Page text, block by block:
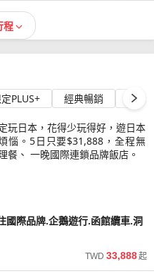
程
PLUS+ 經典暢銷 長天
玩日本，花得少玩得好，遊日本
惱。5日只要$31,888，全程無
餐、 一晚國際連鎖品牌飯店。
國際品牌.企鵝遊行.函館纜車.洞
TWD 33,888起